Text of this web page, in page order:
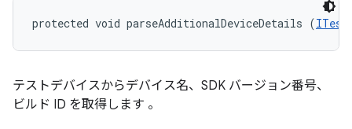
protected void parseAdditionalDeviceDetails (
テストデバイスからデバイス名、SDK バージョン番号、
ビルド ID を取得します 。